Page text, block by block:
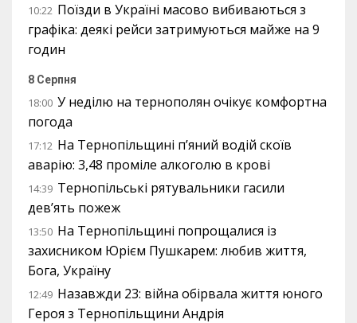
10:22 Поїзди в Україні масово вибиваються з
графіка: деякі рейси затримуються майже на 9
годин
8 Серпня
18:00 У неділю на тернополян очікує комфортна
погода
17:12 На Тернопільщині п’яний водій скоїв
аварію: 3,48 проміле алкоголю в крові
14:39 Тернопільські рятувальники гасили
дев’ять пожеж
13:50 На Тернопільщині попрощалися із
захисником Юрієм Пушкарем: любив життя,
Бога, Україну
12:49 Назавжди 23: війна обірвала життя юного
Героя з Тернопільщини Андрія